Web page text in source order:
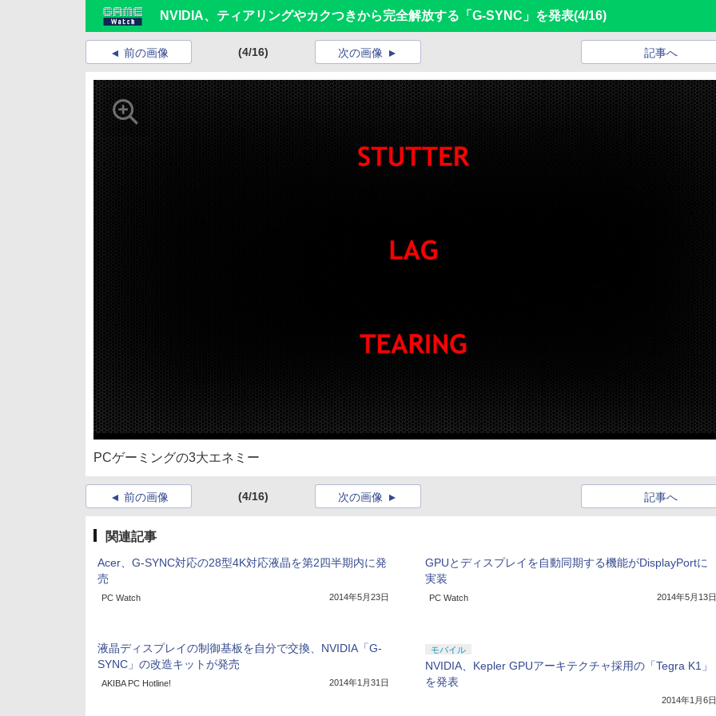
NVIDIA、ティアリングやカクつきから完全解放する「G-SYNC」を発表(4/16)
前の画像 (4/16) 記事へ
次の画像
PCゲーミングの3大エネミー
前の画像 (4/16) 記事へ
次の画像
関連記事
Acer、G-SYNC対応の28型4K対応液晶を第2四半期内に発
売
PC Watch 2014年5月23日
GPUとディスプレイを自動同期する機能がDisplayPortに
実装
PC Watch 2014年5月13日
液晶ディスプレイの制御基板を自分で交換、NVIDIA「G-
SYNC」の改造キットが発売
AKIBA PC Hotline! 2014年1月31日
モバイル
NVIDIA、Kepler GPUアーキテクチャ採用の「Tegra K1」
を発表
2014年1月6日